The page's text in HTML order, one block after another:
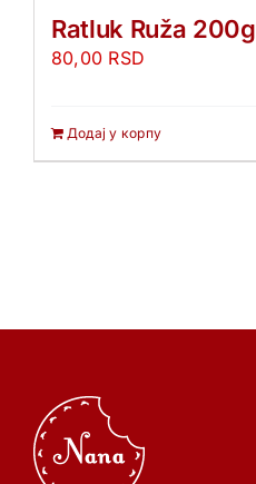
Ratluk Ruža 200g
80,00 RSD
Додај у корпу